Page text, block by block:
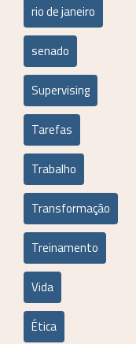
rio de janeiro
senado
Supervising
Tarefas
Trabalho
Transformação
Treinamento
Vida
Ética